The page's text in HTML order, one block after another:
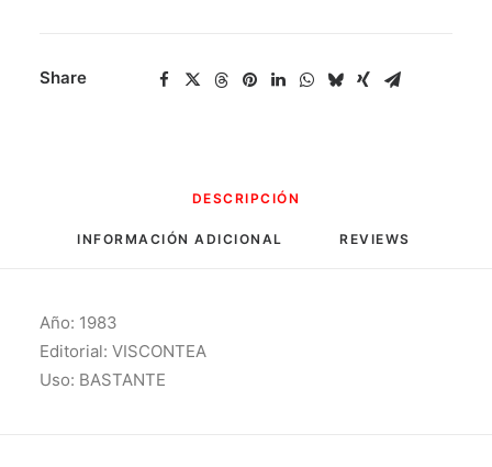
Share
DESCRIPCIÓN
INFORMACIÓN ADICIONAL REVIEWS
Año: 1983
Editorial: VISCONTEA
Uso: BASTANTE